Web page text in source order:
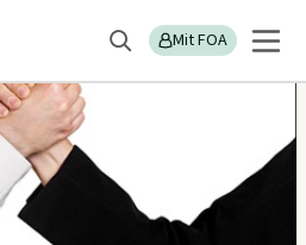
Søg Mit FOA